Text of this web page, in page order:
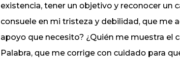
existencia, tener un objetivo y reconocer un
consuele en mi tristeza y debilidad, que me
apoyo que necesito? ¿Quién me muestra el
Palabra, que me corrige con cuidado para